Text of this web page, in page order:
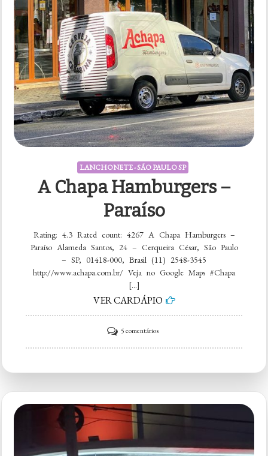
LANCHONETE - SÃO PAULO SP
A Chapa Hamburgers –
Paraíso
Rating: 4.3 Rated count: 4267 A Chapa Hamburgers –
Paraíso Alameda Santos, 24 – Cerqueira César, São Paulo
– SP, 01418-000, Brasil (11) 2548-3545
http://www.achapa.com.br/ Veja no Google Maps #Chapa
[…]
VER CARDÁPIO
5 comentáriosem
A
Paraíso